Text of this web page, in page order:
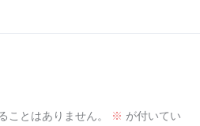
ことはありません。 ※ が付いてい